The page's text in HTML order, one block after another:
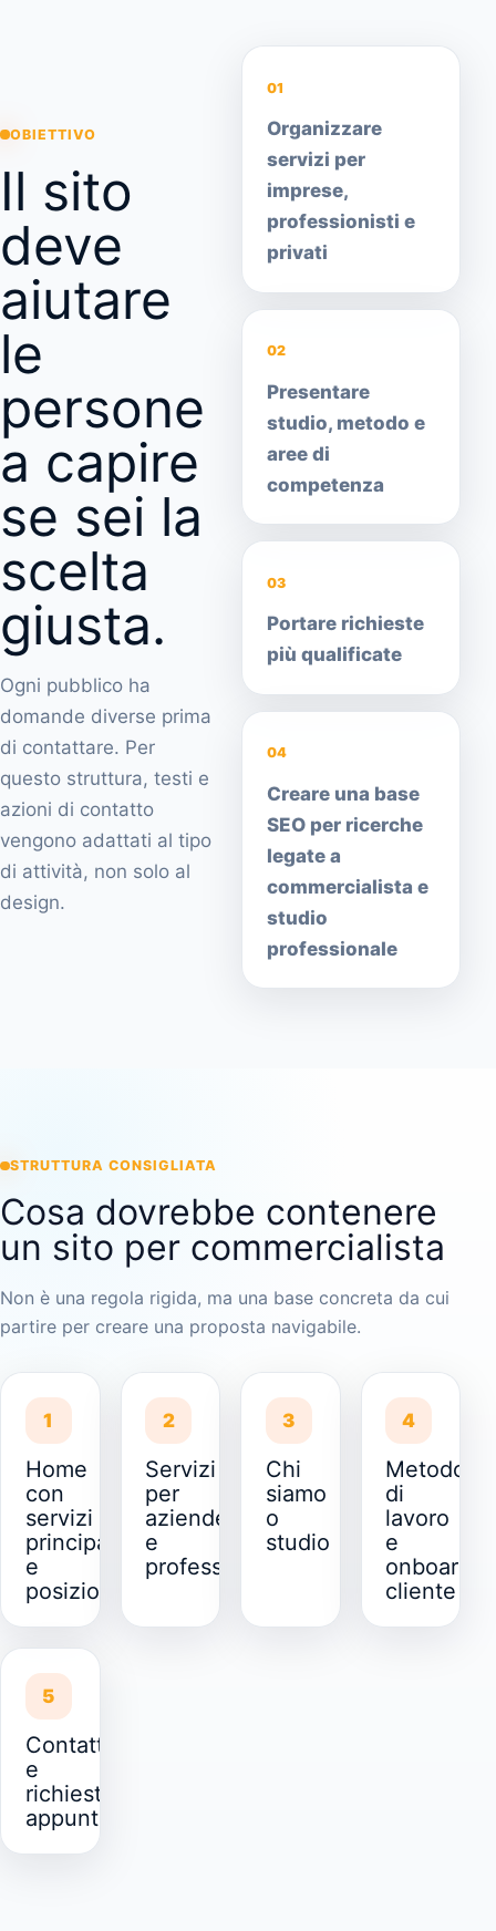
OBIETTIVO
Il sito
deve
aiutare
le
persone
a capire
se sei la
scelta
giusta.
Ogni pubblico ha
domande diverse prima
di contattare. Per
questo struttura, testi e
azioni di contatto
vengono adattati al tipo
di attività, non solo al
design.
01
Organizzare
servizi per
imprese,
professionisti e
privati
02
Presentare
studio, metodo e
aree di
competenza
03
Portare richieste
più qualificate
04
Creare una base
SEO per ricerche
legate a
commercialista e
studio
professionale
STRUTTURA CONSIGLIATA
Cosa dovrebbe contenere
un sito per commercialista
Non è una regola rigida, ma una base concreta da cui
partire per creare una proposta navigabile.
1
Home
con
servizi
principali
e
posizionamento
2
Servizi
per
aziende
e
professionisti
3
Chi
siamo
o
studio
4
Metodo
di
lavoro
e
cliente
5
Contatti
e
richiesta
appuntamento